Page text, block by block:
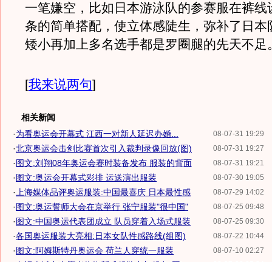
一笔嫌空，比如日本游泳队的参赛服在裤线
条的简单搭配，使立体感陡生，弥补了日本
矮小再加上多名选手都是罗圈腿的先天不足
[我来说两句]
相关新闻
08-07-31 19:29
·为看奥运会开幕式 江西一对新人延迟办婚...
08-07-31 19:27
·北京奥运会击剑比赛首次引入裁判录像回放(图)
08-07-31 19:21
·图文:刘翔08年奥运会赛时装备发布 服装的背面
08-07-30 19:05
·图文:奥运会开幕式彩排 运送演出服装
08-07-29 14:02
· 上海媒体品评奥运服装:中国最喜庆 日本最性感
08-07-25 09:48
·图文:奥运誓师大会在京举行 张宁服装"很中国"
08-07-25 09:30
·图文:中国奥运代表团成立 队员穿着入场式服装
08-07-22 10:44
·各国奥运服装大亮相:日本女队性感路线(组图)
08-07-10 02:27
·图文:阿姆斯特丹奥运会 荷兰人穿统一服装